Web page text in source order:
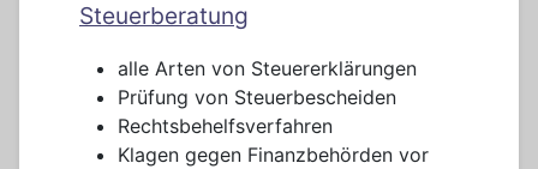
Steuerberatung
alle Arten von Steuererklärungen
Prüfung von Steuerbescheiden
Rechtsbehelfsverfahren
Klagen gegen Finanzbehörden vor